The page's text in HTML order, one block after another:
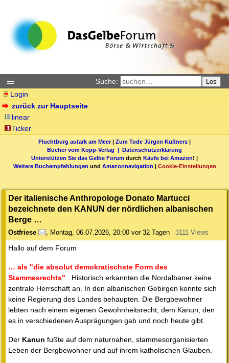
Suche: Los
Login
zurück zur Hauptseite
linear
Ticker
Fluchtburg autark am Meer| Zum Tode Jürgen Küßners |
Bücher vom Kopp-Verlag | Datenschutzerklärung
Unterstützen Sie das Gelbe Forum durch Käufe bei Amazon! |
Weitere Buchempfehlungen und Amazonnavigation | Cookie-Einstellungen
Der italienische Anthropologe Donato Martucci
bezeichnete den KANUN der nördlichen albanischen
Berge …
Ostfriese , Montag, 06.07.2026, 20:00 vor 32 Tagen 3111 Views
Hallo auf dem Forum
… als "die absolut demokratischste Form des
Stammesrechts" . Historisch erkannten die Nordalbaner keine
zentrale Herrschaft an. In den albanischen Gebirgen konnte sich
keine Regierung des Landes behaupten. Die Bergbewohner
lebten nach einem eigenen Gewohnheitsrecht, dem Kanun, den
es in verschiedenen Ausprägungen gab und noch heute gibt.
Der Kanun fußte auf dem naturnahen, stammesorganisierten
Leben der Bergbewohner und auf ihrem katholischen Glauben.